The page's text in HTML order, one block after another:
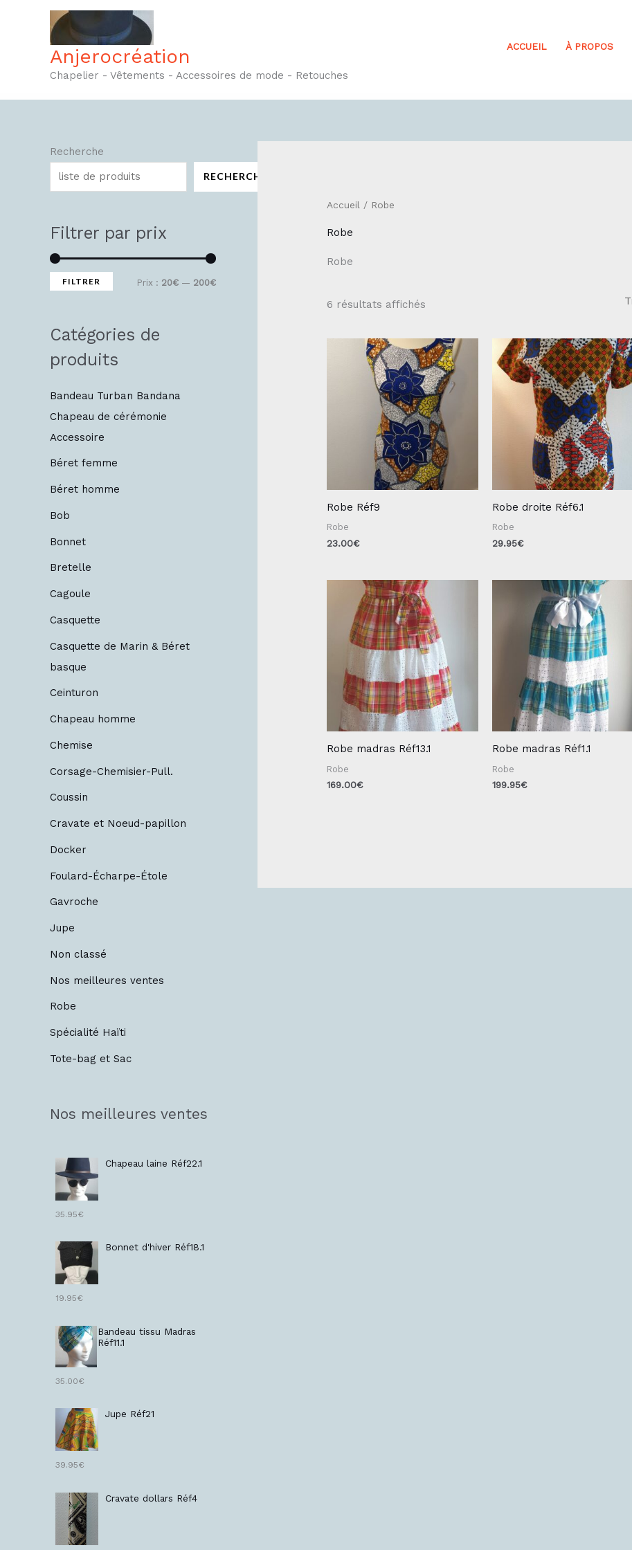
Anjerocréation
Chapelier - Vêtements - Accessoires de mode - Retouches
ACCUEIL À PROPOS
Recherche
RECHERCHE
Filtrer par prix
r
i
i
n
r
i
a
x
FILTRER Prix : 20€ — 200€
Catégories de
produits
Bandeau Turban Bandana
Chapeau de cérémonie
Accessoire
Béret femme
Béret homme
Bob
Bonnet
Bretelle
Cagoule
Casquette
Casquette de Marin & Béret
basque
Ceinturon
Chapeau homme
Chemise
Corsage-Chemisier-Pull.
Coussin
Cravate et Noeud-papillon
Docker
Foulard-Écharpe-Étole
Gavroche
Jupe
Non classé
Nos meilleures ventes
Robe
Spécialité Haïti
Tote-bag et Sac
Nos meilleures ventes
Chapeau laine Réf22.1
35.95€
Bonnet d'hiver Réf18.1
19.95€
Bandeau tissu Madras
Réf11.1
35.00€
Jupe Réf21
39.95€
Cravate dollars Réf4
Accueil / Robe
Robe
Robe
6 résultats affichés
Trié
Robe Réf9
Robe
23.00€
Robe droite Réf6.1
Robe
29.95€
Robe madras Réf13.1
Robe
169.00€
Robe madras Réf1.1
Robe
199.95€